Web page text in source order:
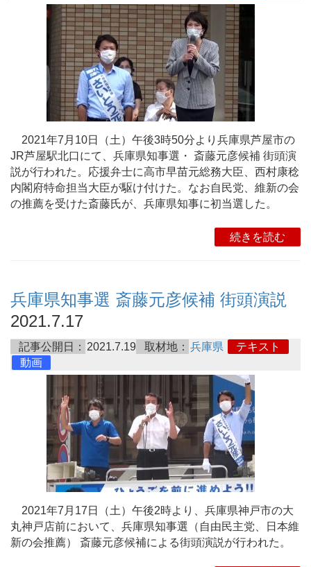
2021年7月10日（土）午後3時50分より兵庫県芦屋市の
JR芦屋駅北口にて、兵庫県知事選・ 斎藤元彦候補 街頭演
説が行われた。応援弁士に高市早苗元総務大臣、西村康稔
内閣府特命担当大臣が駆け付けた。なお自民党、維新の会
の推薦を受けた斎藤氏が、兵庫県知事に初当選した。
続きを読む
兵庫県知事選 斎藤元彦候補 街頭演説
2021.7.17
記事公開日： 2021.7.19 取材地： 兵庫県
テキスト
動画
2021年7月17日（土）午後2時より、兵庫県神戸市の大
丸神戸店前において、兵庫県知事選（自由民主党、日本維
新の会推薦） 斎藤元彦候補による街頭演説が行われた。